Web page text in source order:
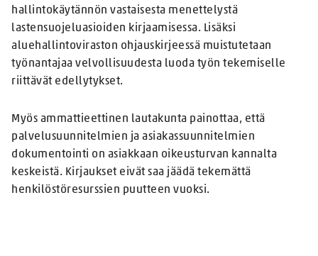
hallintokäytännön vastaisesta menettelystä
lastensuojeluasioiden kirjaamisessa. Lisäksi
aluehallintoviraston ohjauskirjeessä muistutetaan
työnantajaa velvollisuudesta luoda työn tekemiselle
riittävät edellytykset.
Myös ammattieettinen lautakunta painottaa, että
palvelusuunnitelmien ja asiakassuunnitelmien
dokumentointi on asiakkaan oikeusturvan kannalta
keskeistä. Kirjaukset eivät saa jäädä tekemättä
henkilöstöresurssien puutteen vuoksi.